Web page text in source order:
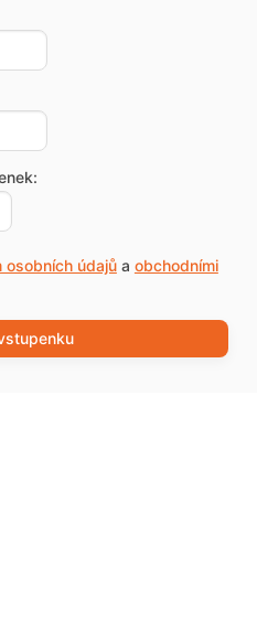
osobních údajůa obchodními